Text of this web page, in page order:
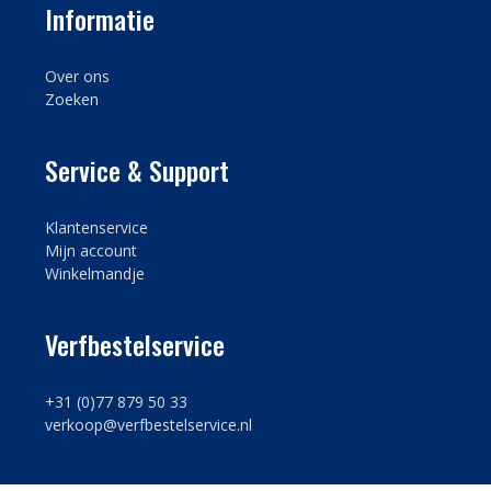
Informatie
Over ons
Zoeken
Service & Support
Klantenservice
Mijn account
Winkelmandje
Verfbestelservice
+31 (0)77 879 50 33
verkoop@verfbestelservice.nl